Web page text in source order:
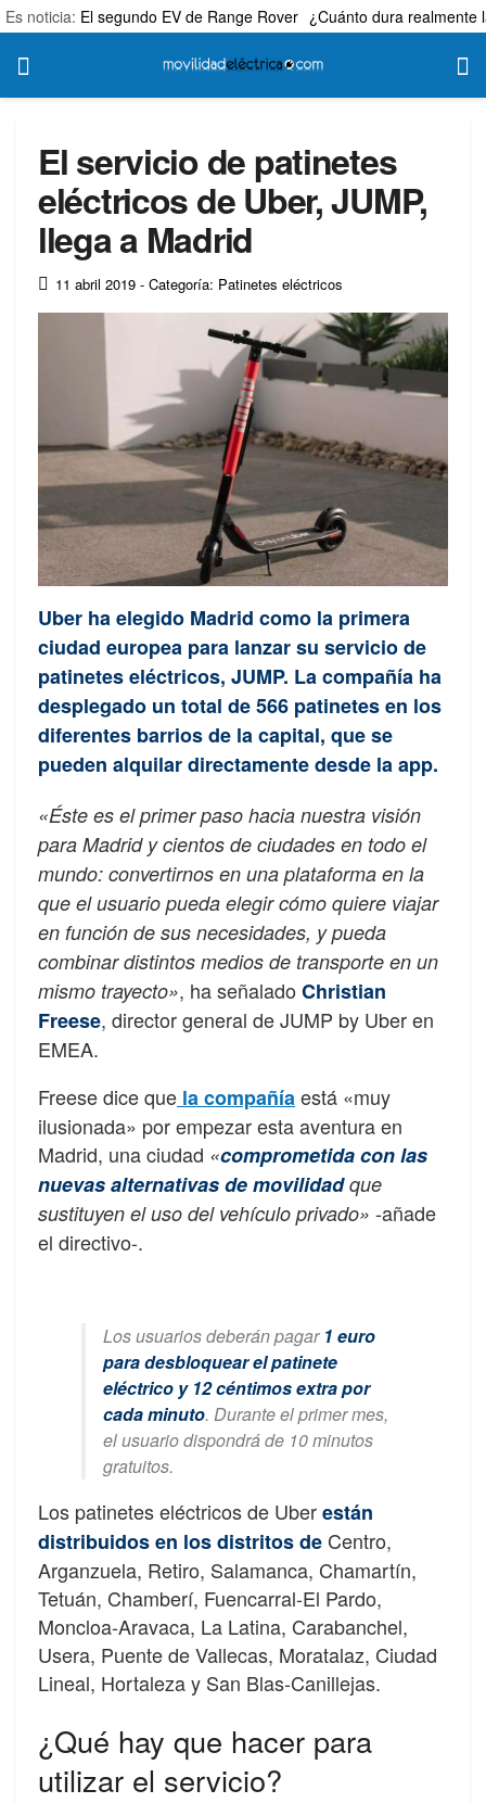
Es noticia: El segundo EV de Range Rover ¿Cuánto dura realmente
El servicio de patinetes
eléctricos de Uber, JUMP,
llega a Madrid
11 abril 2019 - Categoría: Patinetes eléctricos
Uber ha elegido Madrid como la primera
ciudad europea para lanzar su servicio de
patinetes eléctricos, JUMP. La compañía ha
desplegado un total de 566 patinetes en los
diferentes barrios de la capital, que se
pueden alquilar directamente desde la app.
«Éste es el primer paso hacia nuestra visión
para Madrid y cientos de ciudades en todo el
mundo: convertirnos en una plataforma en la
que el usuario pueda elegir cómo quiere viajar
en función de sus necesidades, y pueda
combinar distintos medios de transporte en un
mismo trayecto», ha señalado Christian
Freese, director general de JUMP by Uber en
EMEA.
Freese dice que la compañíaestá «muy
ilusionada» por empezar esta aventura en
Madrid, una ciudad «comprometida con las
nuevas alternativas de movilidadque
sustituyen el uso del vehículo privado» -añade
el directivo-.
Los usuarios deberán pagar1 euro
para desbloquear el patinete
eléctrico y 12 céntimos extra por
cada minuto. Durante el primer mes,
el usuario dispondrá de 10 minutos
gratuitos.
Los patinetes eléctricos de Uberestán
distribuidos en los distritos de Centro,
Arganzuela, Retiro, Salamanca, Chamartín,
Tetuán, Chamberí, Fuencarral-El Pardo,
Moncloa-Aravaca, La Latina, Carabanchel,
Usera, Puente de Vallecas, Moratalaz, Ciudad
Lineal, Hortaleza y San Blas-Canillejas.
¿Qué hay que hacer para
utilizar el servicio?